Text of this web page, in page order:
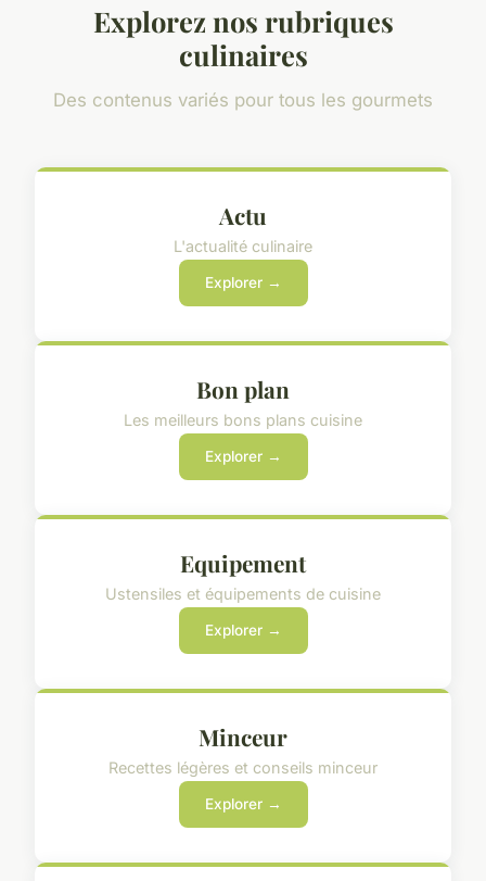
Explorez nos rubriques
culinaires
Des contenus variés pour tous les gourmets
Actu
L'actualité culinaire
Explorer →
Bon plan
Les meilleurs bons plans cuisine
Explorer →
Equipement
Ustensiles et équipements de cuisine
Explorer →
Minceur
Recettes légères et conseils minceur
Explorer →